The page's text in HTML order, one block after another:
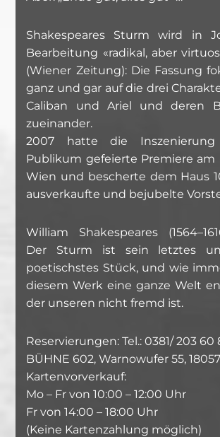
Shakespeares Sturm wird in
Bearbeitung «radikal, aber
(Wiener Zeitung): Die Fassung
ganz und gar auf die drei
Caliban und Ariel und deren
zueinander.
2007 hatte die
Publikum gefeierte Premiere
Wien und bescherte dem Haus
ausverkaufte und bejubelte
William Shakespeares
Der Sturm ist sein letztes
poetischstes Stück, und wie
diesem Werk eine ganze Welt
der unseren nicht fremd ist.
Reservierungen: Tel.: 0381/ 203 60
BÜHNE 602, Warnowufer 55,
Kartenvorverkauf:
Mo – Fr von 10:00 – 12:00 Uhr
Fr von 14:00 – 18:00 Uhr
(Keine Kartenzahlung möglich)